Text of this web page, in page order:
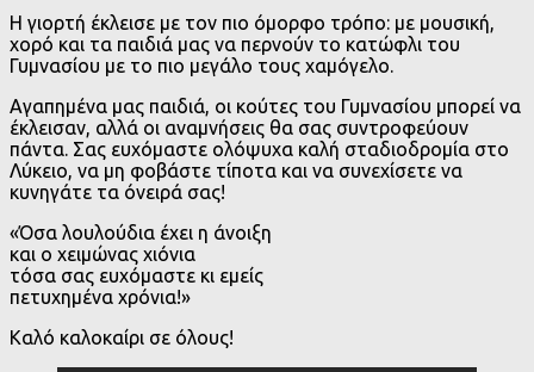
Η γιορτή έκλεισε με τον πιο όμορφο τρόπο: με μουσική,
χορό και τα παιδιά μας να περνούν το κατώφλι του
Γυμνασίου με το πιο μεγάλο τους χαμόγελο.
Αγαπημένα μας παιδιά, οι κούτες του Γυμνασίου μπορεί να
έκλεισαν, αλλά οι αναμνήσεις θα σας συντροφεύουν
πάντα. Σας ευχόμαστε ολόψυχα καλή σταδιοδρομία στο
Λύκειο, να μη φοβάστε τίποτα και να συνεχίσετε να
κυνηγάτε τα όνειρά σας!
«Όσα λουλούδια έχει η άνοιξη
και ο χειμώνας χιόνια
τόσα σας ευχόμαστε κι εμείς
πετυχημένα χρόνια!»
Καλό καλοκαίρι σε όλους!